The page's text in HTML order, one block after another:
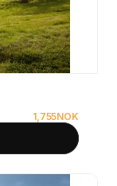
1,755NOK